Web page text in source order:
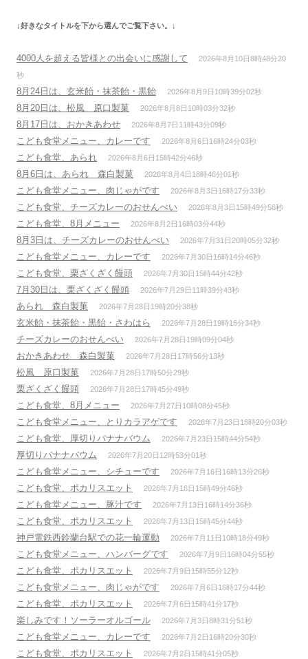
ン
↓好きなタイトルを下から選んでご覧下さい。↓
4000人を超える皆様との出会いに感謝して
2026年8月10日8時48分20
秒
8月24日は、玄米飴・抹茶飴・黒飴 2026年8月9日10時39分02秒
8月20日は、松風 原口製菓 2026年8月8日10時03分32秒
8月17日は、おかきあわせ 2026年8月7日11時43分09秒
こども食堂メニュー、カレーです 2026年8月6日16時24分03秒
こども食堂、あられ 2026年8月6日15時42分46秒
8月6日は、あられ 森白製菓 2026年8月4日18時46分01秒
こども食堂メニュー、肉じゃがです 2026年8月3日16時17分33秒
こども食堂、チーズカレーのおせんべい 2026年8月3日15時49分56秒
こども食堂、8月メニュー 2026年8月2日16時03分44秒
8月3日は、チーズカレーのおせんべい 2026年7月31日20時05分32秒
こども食堂メニュー、カレーです 2026年7月30日16時14分46秒
こども食堂、栗ざくざく饅頭 2026年7月30日15時44分42秒
7月30日は、栗ざくざく饅頭 2026年7月29日11時39分43秒
あられ 森白製菓 2026年7月28日19時20分38秒
玄米飴・抹茶飴・黒飴・さわはら 2026年7月28日19時16分34秒
チーズカレーのおせんべい 2026年7月28日19時09分04秒
おかきあわせ 森白製菓 2026年7月28日17時56分13秒
松風 原口製菓 2026年7月28日17時50分29秒
栗ざくざく饅頭 2026年7月28日17時45分49秒
こども食堂、8月メニュー 2026年7月27日10時08分45秒
こども食堂メニュー、とりカラアゲです 2026年7月23日16時20分03秒
こども食堂、厚切りバナナバウム 2026年7月23日15時44分54秒
厚切りバナナバウム 2026年7月20日12時53分01秒
こども食堂メニュー、シチューです 2026年7月16日16時13分26秒
こども食堂、ポカリスエット 2026年7月16日15時49分46秒
こども食堂メニュー、豚汁です 2026年7月13日16時14分36秒
こども食堂、ポカリスエット 2026年7月13日15時45分44秒
神戸電鉄西鈴蘭台駅での花一輪運動 2026年7月11日10時18分49秒
こども食堂メニュー、ハンバーグです 2026年7月9日16時04分55秒
こども食堂、ポカリスエット 2026年7月9日15時55分12秒
こども食堂メニュー、肉じゃがです 2026年7月6日16時17分44秒
こども食堂、ポカリスエット 2026年7月6日15時41分17秒
楽しみです！ソーラーオルゴール 2026年7月3日8時31分51秒
こども食堂メニュー、カレーです 2026年7月2日16時20分30秒
こども食堂、ポカリスエット 2026年7月2日15時41分05秒